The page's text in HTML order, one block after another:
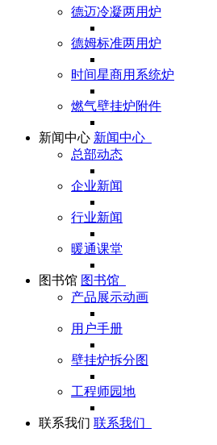
德迈冷凝两用炉
德姆标准两用炉
时间星商用系统炉
燃气壁挂炉附件
新闻中心 新闻中心
总部动态
企业新闻
行业新闻
暖通课堂
图书馆 图书馆
产品展示动画
用户手册
壁挂炉拆分图
工程师园地
联系我们 联系我们